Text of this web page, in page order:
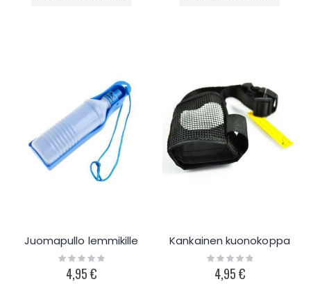
Juomapullo lemmikille
Rating:
0%4,95 €
Kankainen kuonokoppa
Rating:
0%4,95 €